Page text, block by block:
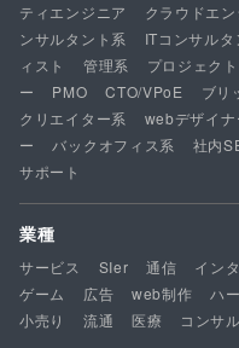
ティエンジニア
クラウドエ
ンサルタント系
ITコンサルタ
ィスト
管理系 プロジェク
ー
PMO CTO/VPoE ブリ
クリエイター系
webデザイナ
ー
バックオフィス系 社内
サポート
業種
サービス SIer 通信 イン
ゲーム
広告 web制作 ハ
小売り
流通 医療 コンサ